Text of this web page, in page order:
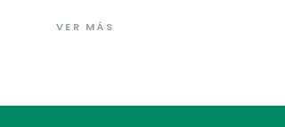
VER MÁS